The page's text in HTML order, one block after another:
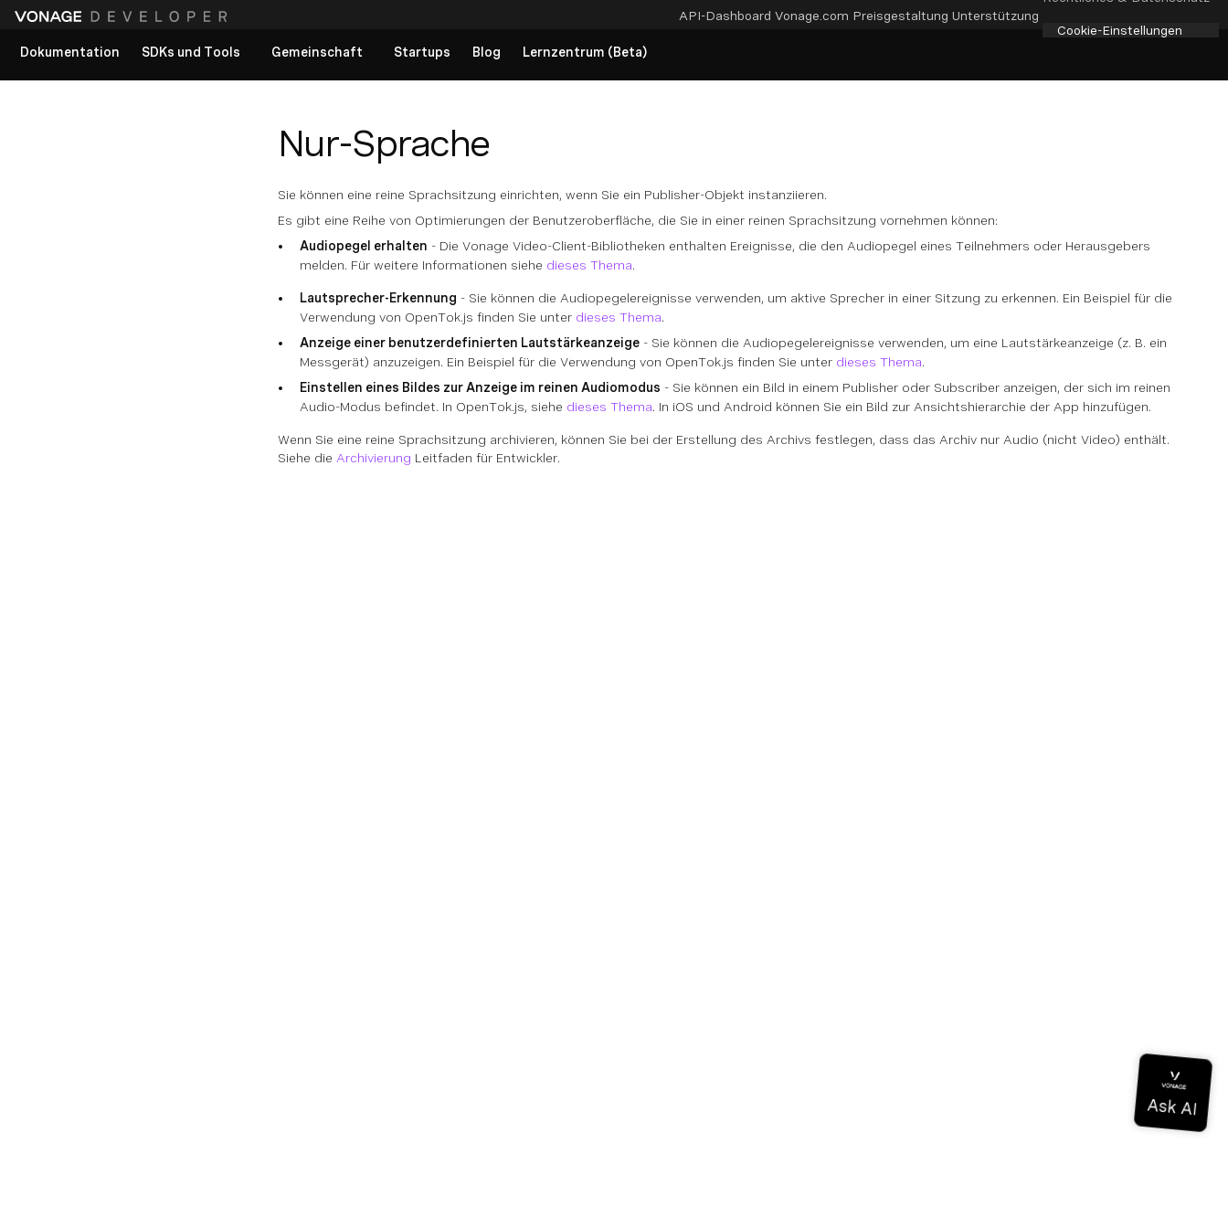
API-Dashboard Vonage.com Preisgestaltung Unterstützung
Cookie-Einstellungen
Dokumentation
SDKs und Tools Gemeinschaft Startups Blog Lernzentrum (Beta)
Nur-Sprache
Sie können eine reine Sprachsitzung einrichten, wenn Sie ein Publisher-Objekt instanziieren.
Es gibt eine Reihe von Optimierungen der Benutzeroberfläche, die Sie in einer reinen Sprachsitzung vornehmen können:
Audiopegel erhalten - Die Vonage Video-Client-Bibliotheken enthalten Ereignisse, die den Audiopegel eines Teilnehmers oder Herausgebers
melden. Für weitere Informationen siehe dieses Thema.
Lautsprecher-Erkennung - Sie können die Audiopegelereignisse verwenden, um aktive Sprecher in einer Sitzung zu erkennen. Ein Beispiel für die
Verwendung von OpenTok.js finden Sie unter dieses Thema.
Anzeige einer benutzerdefinierten Lautstärkeanzeige - Sie können die Audiopegelereignisse verwenden, um eine Lautstärkeanzeige (z. B. ein
Messgerät) anzuzeigen. Ein Beispiel für die Verwendung von OpenTok.js finden Sie unter dieses Thema.
Einstellen eines Bildes zur Anzeige im reinen Audiomodus - Sie können ein Bild in einem Publisher oder Subscriber anzeigen, der sich im reinen
Audio-Modus befindet. In OpenTok.js, siehe dieses Thema. In iOS und Android können Sie ein Bild zur Ansichtshierarchie der App hinzufügen.
Wenn Sie eine reine Sprachsitzung archivieren, können Sie bei der Erstellung des Archivs festlegen, dass das Archiv nur Audio (nicht Video) enthält.
Siehe die Archivierung Leitfaden für Entwickler.